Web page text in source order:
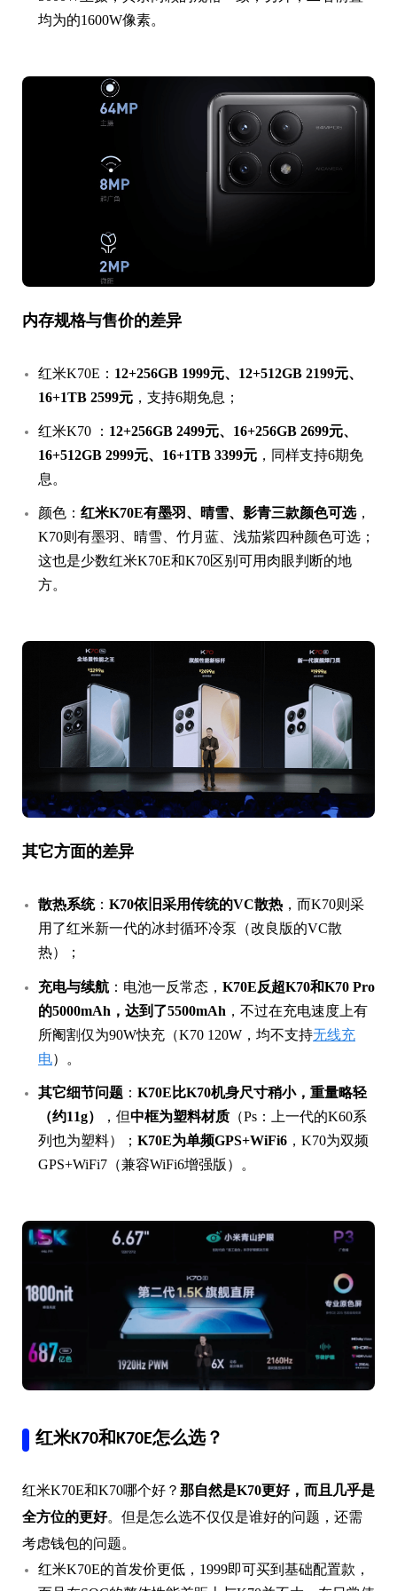
均为的1600W像素。
内存规格与售价的差异
红米K70E： 12+256GB 1999元、12+512GB 2199元、
16+1TB 2599元 ，支持6期免息；
红米K70 ： 12+256GB 2499元、16+256GB 2699元、
16+512GB 2999元、16+1TB 3399元 ，同样支持6期免
息。
颜色： 红米K70E有墨羽、晴雪、影青三款颜色可选，
K70则有墨羽、晴雪、竹月蓝、浅茄紫四种颜色可选；
这也是少数红米K70E和K70区别可用肉眼判断的地
方。
其它方面的差异
散热系统： K70依旧采用传统的VC散热 ，而K70则采
用了红米新一代的冰封循环冷泵（改良版的VC散
热）；
充电与续航 ：电池一反常态， K70E反超K70和K70 Pro
的5000mAh，达到了5500mAh ，不过在充电速度上有
所阉割仅为90W快充（K70 120W，均不支持无线充
电）。
其它细节问题 ： K70E比K70机身尺寸稍小，重量略轻
（约11g）
，但中框为塑料材质 （Ps：上一代的K60系
列也为塑料）； K70E为单频GPS+WiFi6 ，K70为双频
GPS+WiFi7（兼容WiFi6增强版）。
红米K70和K70E怎么选？
红米K70E和K70哪个好？ 那自然是K70更好，而且几乎是
全方位的更好。但是怎么选不仅仅是谁好的问题，还需
考虑钱包的问题。
红米K70E的首发价更低，1999即可买到基础配置款，